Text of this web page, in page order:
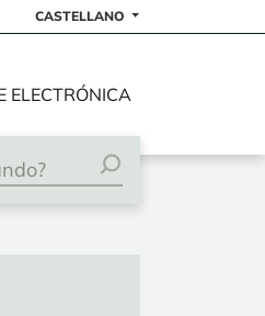
CASTELLANO
ELECTRÓNICA